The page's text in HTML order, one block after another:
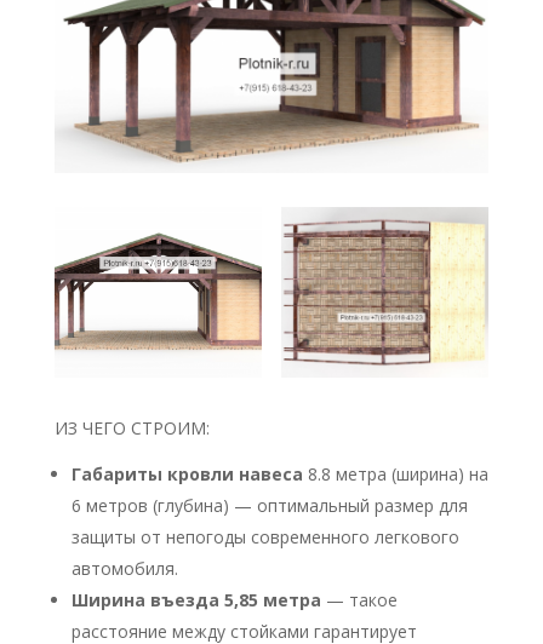
ИЗ ЧЕГО СТРОИМ:
Габариты кровли навеса 8.8 метра (ширина) на
6 метров (глубина) — оптимальный размер для
защиты от непогоды современного легкового
автомобиля.
Ширина въезда 5,85 метра — такое
расстояние между стойками гарантирует